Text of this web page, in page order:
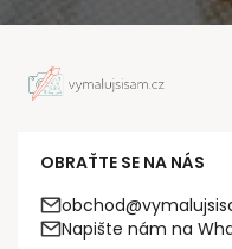
OBRAŤTE SE NA NÁS
Napište nám na